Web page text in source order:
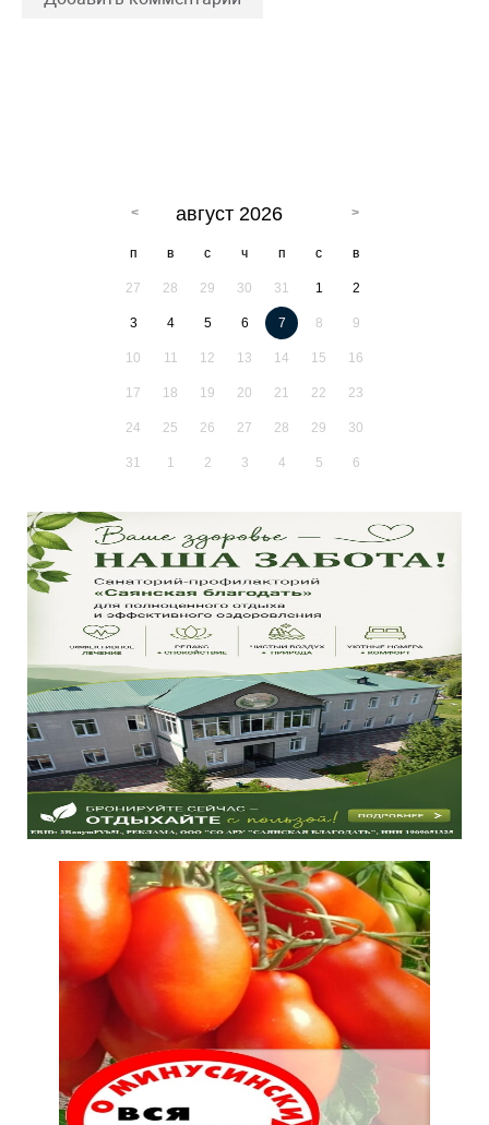
август 2026
п в с ч п с в
27 28 29 30 31 1 2
3 4 5 6 7 8 9
10 11 12 13 14 15 16
17 18 19 20 21 22 23
24 25 26 27 28 29 30
31 1 2 3 4 5 6